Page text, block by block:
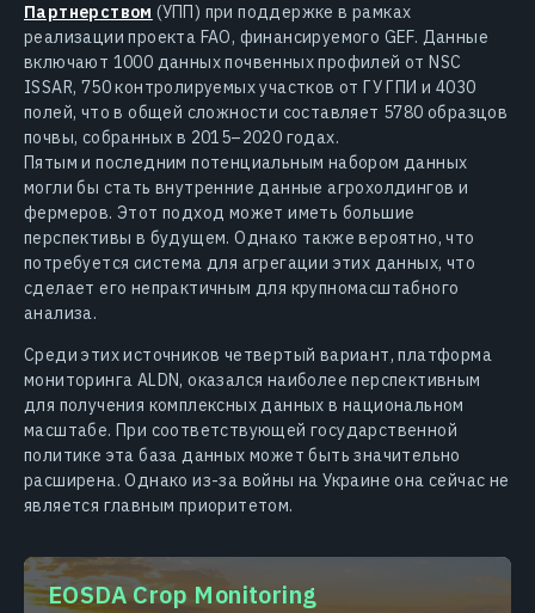
Партнерством (УПП) при поддержке в рамках
реализации проекта FAO, финансируемого GEF. Данные
включают 1000 данных почвенных профилей от NSC
ISSAR, 750 контролируемых участков от ГУ ГПИ и 4030
полей, что в общей сложности составляет 5780 образцов
почвы, собранных в 2015–2020 годах.
Пятым и последним потенциальным набором данных
могли бы стать внутренние данные агрохолдингов и
фермеров. Этот подход может иметь большие
перспективы в будущем. Однако также вероятно, что
потребуется система для агрегации этих данных, что
сделает его непрактичным для крупномасштабного
анализа.
Среди этих источников четвертый вариант, платформа
мониторинга ALDN, оказался наиболее перспективным
для получения комплексных данных в национальном
масштабе. При соответствующей государственной
политике эта база данных может быть значительно
расширена. Однако из-за войны на Украине она сейчас не
является главным приоритетом.
EOSDA Crop Monitoring